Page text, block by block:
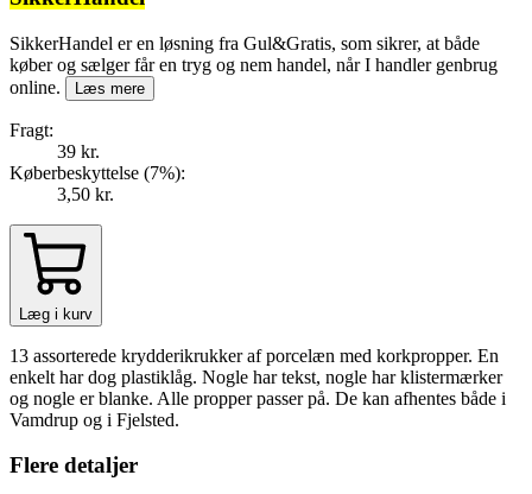
SikkerHandel er en løsning fra Gul&Gratis, som sikrer, at både
køber og sælger får en tryg og nem handel, når I handler genbrug
online.
Læs mere
Fragt:
39 kr.
Køberbeskyttelse (7%):
3,50 kr.
Læg i kurv
13 assorterede krydderikrukker af porcelæn med korkpropper. En
enkelt har dog plastiklåg. Nogle har tekst, nogle har klistermærker
og nogle er blanke. Alle propper passer på. De kan afhentes både i
Vamdrup og i Fjelsted.
Flere detaljer